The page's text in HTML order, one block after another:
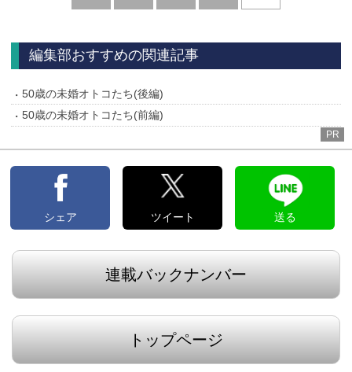
編集部おすすめの関連記事
50歳の未婚オトコたち(後編)
50歳の未婚オトコたち(前編)
PR
シェア ツイート 送る
連載バックナンバー
トップページ